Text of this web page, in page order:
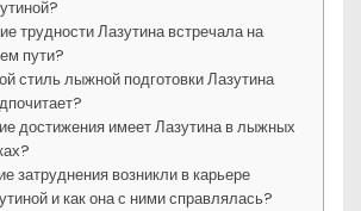
трудности Лазутина встречала на
пути?
стиль лыжной подготовки Лазутина
достижения имеет Лазутина в лыжных
затруднения возникли в карьере
и как она с ними справлялась?